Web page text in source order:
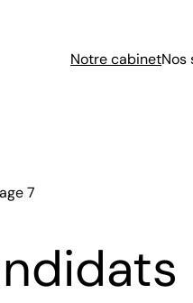
Notre cabinetNos
7